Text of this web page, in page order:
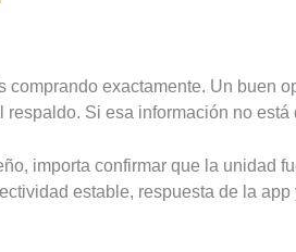
comprando exactamente. Un
Si esa información no
importa confirmar que la unidad
estable, respuesta de la